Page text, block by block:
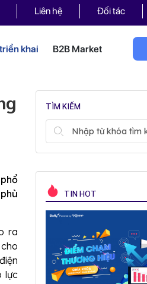
Liên hệ Đối tác
khai B2B Market
ra
lực
TÌM KIẾM
TIN HOT